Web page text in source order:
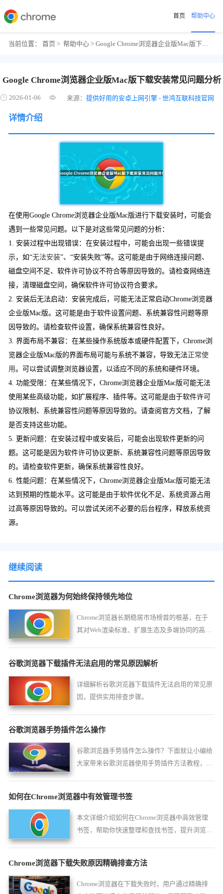
首页 帮助中心
当前位置： 首页 >帮助中心 > Google Chrome浏览器企业版Mac版下载安装常见问题分析
Google Chrome浏览器企业版Mac版下载安装常见问题分析
2026-01-06 来源： 提供好用的安卓上网引擎 - 世鸿互联科技官网
详情介绍
在使用Google Chrome浏览器企业版Mac版进行下载安装时，可能会
遇到一些常见问题。以下是对这些常见问题的分析：
1. 安装过程中出现错误：在安装过程中，可能会出现一些错误提
示，如“无法安装”、“安装失败”等。这可能是由于网络连接问题、
磁盘空间不足、软件许可协议不符合等原因导致的。请检查网络连
接，清理磁盘空间，确保软件许可协议符合要求。
2. 安装后无法启动：安装完成后，可能无法正常启动Chrome浏览器
企业版Mac版。这可能是由于软件设置问题、系统兼容性问题等原
因导致的。请检查软件设置，确保系统兼容性良好。
3. 界面布局不兼容：在某些操作系统版本或硬件配置下，Chrome浏
览器企业版Mac版的界面布局可能与系统不兼容，导致无法正常使
用。可以尝试调整浏览器设置，以适应不同的系统和硬件环境。
4. 功能受限：在某些情况下，Chrome浏览器企业版Mac版可能无法
使用某些高级功能，如扩展程序、插件等。这可能是由于软件许可
协议限制、系统兼容性问题等原因导致的。请查阅官方文档，了解
是否支持这些功能。
5. 更新问题：在安装过程中或安装后，可能会出现软件更新的问
题。这可能是因为软件许可协议更新、系统兼容性问题等原因导致
的。请检查软件更新，确保系统兼容性良好。
6. 性能问题：在某些情况下，Chrome浏览器企业版Mac版可能无法
达到预期的性能水平。这可能是由于软件优化不足、系统资源占用
过高等原因导致的。可以尝试关闭不必要的后台程序，释放系统资
源。
继续阅读
Chrome浏览器为何始终保持领先地位
Chrome浏览器长期稳居市场榜首的根基，在于
其对Web渲染标准、扩展生态及多端协同的高效
石。
谷歌浏览器下载插件无法启用的常见原因解析
详细解析谷歌浏览器下载插件无法启用的常见原
因，提供实用排查步骤。
谷歌浏览器手势插件怎么操作
谷歌浏览器手势插件怎么操作？下面就让小编给
大家带来谷歌浏览器使用手势插件方法教程，感
如何在Chrome浏览器中有效管理书签
本文详细介绍如何在Chrome浏览器中高效管理
书签，帮助你快速整理和查找书签，提升浏览效
Chrome浏览器下载失败原因精确排查方法
Chrome浏览器在下载失败时，用户通过精确排